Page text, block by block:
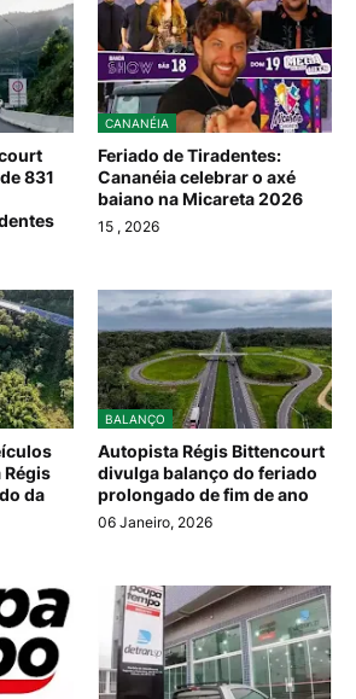
831
CANANÉIA
Feriado de Tiradentes:
Cananéia celebrar o axé
baiano na Micareta 2026
15 , 2026
da
BALANÇO
Autopista Régis Bittencourt
divulga balanço do feriado
prolongado de fim de ano
06 Janeiro, 2026